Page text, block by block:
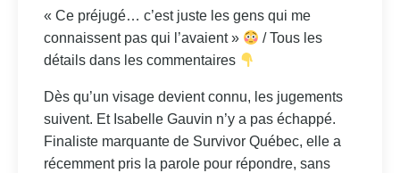
« Ce préjugé… c’est juste les gens qui me
connaissent pas qui l’avaient »
/ Tous les
détails dans les commentaires
Dès qu’un visage devient connu, les jugements
suivent. Et Isabelle Gauvin n’y a pas échappé.
Finaliste marquante de Survivor Québec, elle a
récemment pris la parole pour répondre, sans